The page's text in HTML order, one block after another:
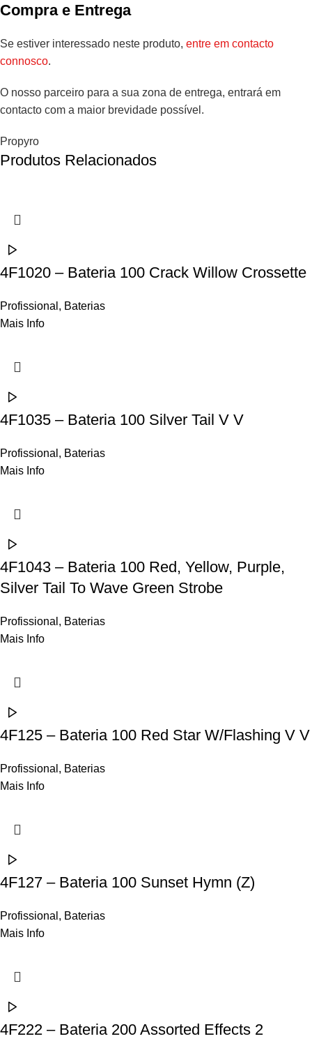
Compra e Entrega
Se estiver interessado neste produto, entre em contacto
connosco.
O nosso parceiro para a sua zona de entrega, entrará em
contacto com a maior brevidade possível.
Propyro
Produtos Relacionados
4F1020 – Bateria 100 Crack Willow Crossette
Profissional , Baterias
Mais Info
4F1035 – Bateria 100 Silver Tail V V
Profissional , Baterias
Mais Info
4F1043 – Bateria 100 Red, Yellow, Purple,
Silver Tail To Wave Green Strobe
Profissional , Baterias
Mais Info
4F125 – Bateria 100 Red Star W/Flashing V V
Profissional , Baterias
Mais Info
4F127 – Bateria 100 Sunset Hymn (Z)
Profissional , Baterias
Mais Info
4F222 – Bateria 200 Assorted Effects 2